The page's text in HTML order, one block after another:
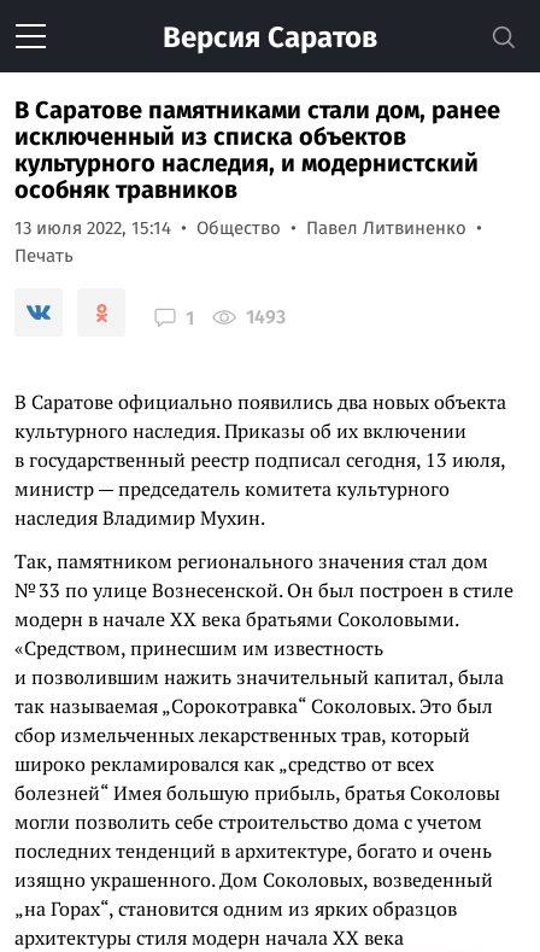
Версия Саратов
В Саратове памятниками стали дом, ранее
исключенный из списка объектов
культурного наследия, и модернистский
особняк травников
13 июля 2022, 15:14 Общество
Павел Литвиненко
Печать
1 1493
В Саратове официально появились два новых объекта
культурного наследия. Приказы об их включении
в государственный реестр подписал сегодня, 13 июля,
министр — председатель комитета культурного
наследия Владимир Мухин.
Так, памятником регионального значения стал дом
№ 33 по улице Вознесенской. Он был построен в стиле
модерн в начале XX века братьями Соколовыми.
«Средством, принесшим им известность
и позволившим нажить значительный капитал, была
так называемая „Сорокотравка“ Соколовых. Это был
сбор измельченных лекарственных трав, который
широко рекламировался как „средство от всех
болезней“ Имея большую прибыль, братья Соколовы
могли позволить себе строительство дома с учетом
последних тенденций в архитектуре, богато и очень
изящно украшенного. Дом Соколовых, возведенный
„на Горах“, становится одним из ярких образцов
архитектуры стиля модерн начала XX века